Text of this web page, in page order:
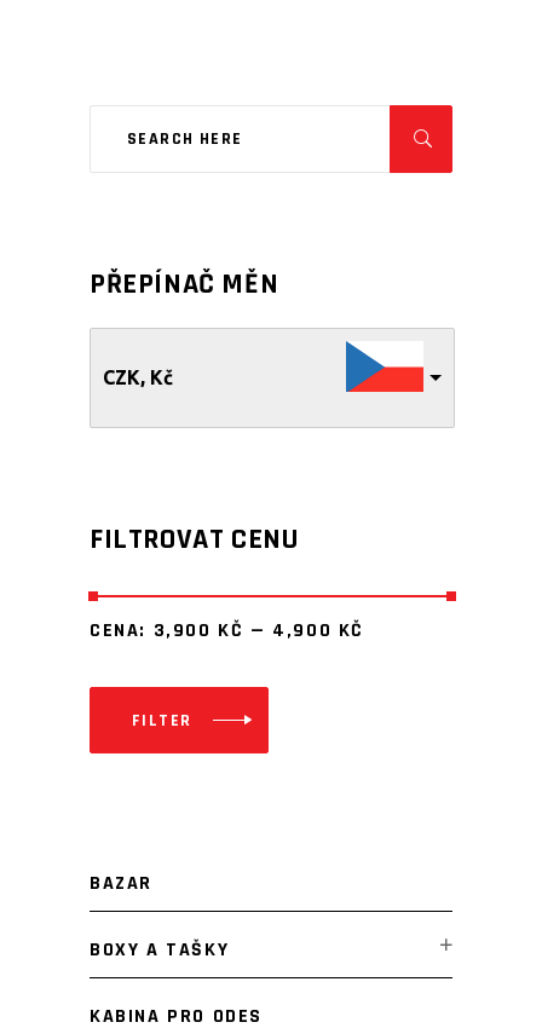
PŘEPÍNAČ MĚN
CZK, Kč
FILTROVAT CENU
FILTER
CENA: 3,900 KČ — 4,900 KČ
BAZAR
BOXY A TAŠKY
KABINA PRO ODES